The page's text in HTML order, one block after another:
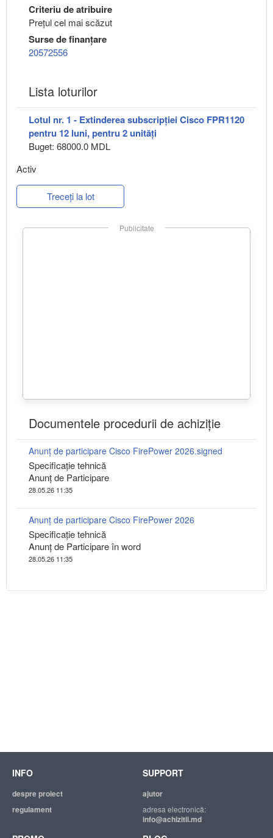
Criteriu de atribuire
Preţul cel mai scăzut
Surse de finanțare
20572556
Lista loturilor
Lotul nr. 1 - Extinderea subscripției Cisco FPR1120
pentru 12 luni, pentru 2 unități
Buget: 68000.0 MDL
Activ
Treceți la lot
Publicitate
Documentele procedurii de achiziție
Anunţ de participare Cisco FirePower 2026.signed
Specificaţie tehnică
Anunț de Participare
28.05.26 11:35
Anunţ de participare Cisco FirePower 2026
Specificaţie tehnică
Anunț de Participare în word
28.05.26 11:35
INFO
despre proiect
regulament
SUPPORT
ajutor
adresa electronică:
info@achizitii.md